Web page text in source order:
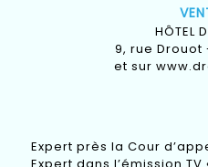
HÔTEL
9, rue Drouot
et sur
Expert près la Cour